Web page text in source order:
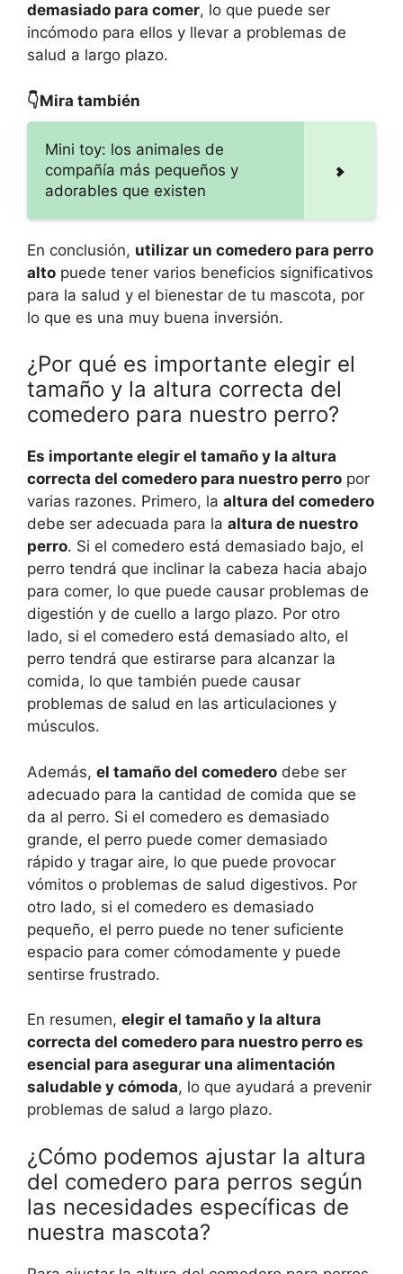
demasiado para comer, lo que puede ser
incómodo para ellos y llevar a problemas de
salud a largo plazo.
👇Mira también
Mini toy: los animales de
compañía más pequeños y
adorables que existen
En conclusión, utilizar un comedero para perro
alto puede tener varios beneficios significativos
para la salud y el bienestar de tu mascota, por
lo que es una muy buena inversión.
¿Por qué es importante elegir el
tamaño y la altura correcta del
comedero para nuestro perro?
Es importante elegir el tamaño y la altura
correcta del comedero para nuestro perro por
varias razones. Primero, la altura del comedero
debe ser adecuada para la altura de nuestro
perro. Si el comedero está demasiado bajo, el
perro tendrá que inclinar la cabeza hacia abajo
para comer, lo que puede causar problemas de
digestión y de cuello a largo plazo. Por otro
lado, si el comedero está demasiado alto, el
perro tendrá que estirarse para alcanzar la
comida, lo que también puede causar
problemas de salud en las articulaciones y
músculos.
Además, el tamaño del comedero debe ser
adecuado para la cantidad de comida que se
da al perro. Si el comedero es demasiado
grande, el perro puede comer demasiado
rápido y tragar aire, lo que puede provocar
vómitos o problemas de salud digestivos. Por
otro lado, si el comedero es demasiado
pequeño, el perro puede no tener suficiente
espacio para comer cómodamente y puede
sentirse frustrado.
En resumen, elegir el tamaño y la altura
correcta del comedero para nuestro perro es
esencial para asegurar una alimentación
saludable y cómoda, lo que ayudará a prevenir
problemas de salud a largo plazo.
¿Cómo podemos ajustar la altura
del comedero para perros según
las necesidades específicas de
nuestra mascota?